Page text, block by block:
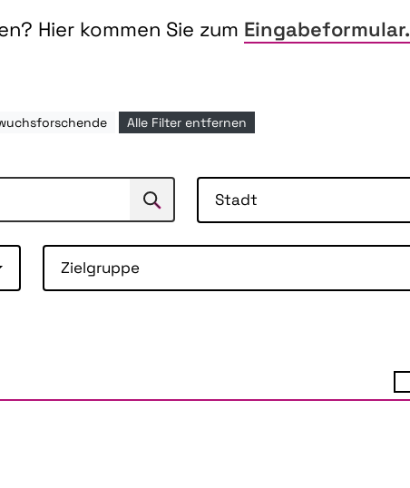
Hier kommen Sie zum Eingabeformular.
Alle Filter entfernen
Suchen Stadt
Zielgruppe